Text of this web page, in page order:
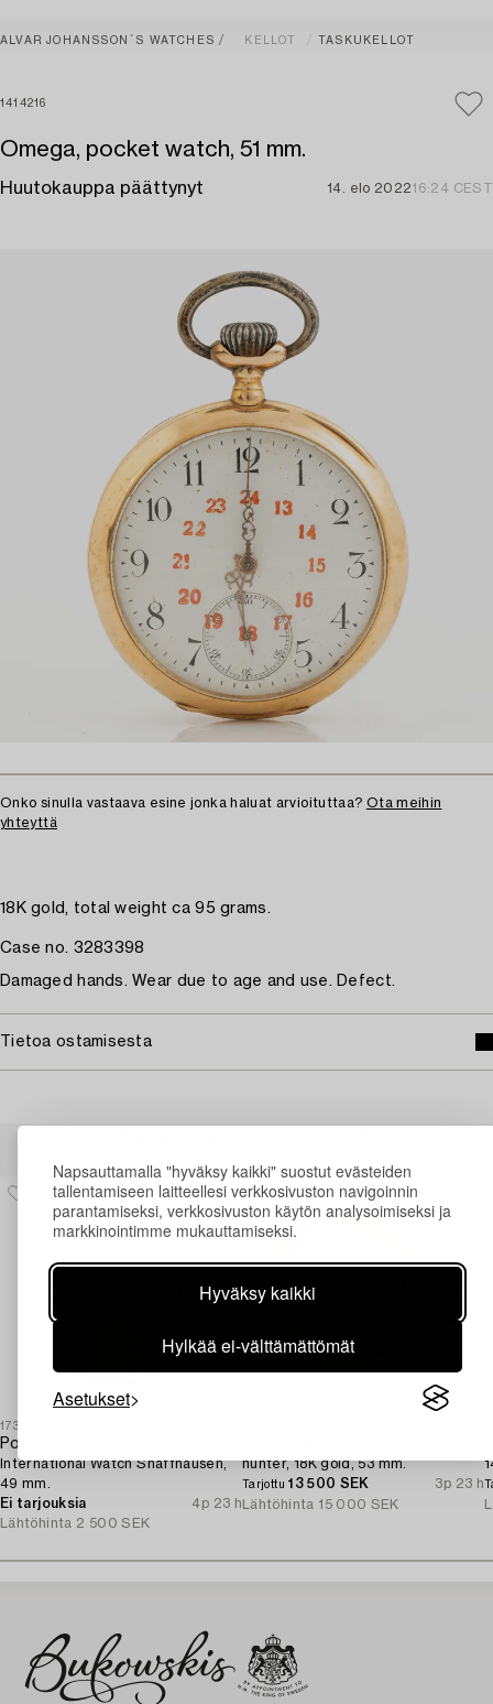
Napsauttamalla "hyväksy kaikki" suostut evästeiden
tallentamiseen laitteellesi verkkosivuston navigoinnin
parantamiseksi, verkkosivuston käytön analysoimiseksi ja
markkinointimme mukauttamiseksi.
Hyväksy kaikki
Hylkää ei-välttämättömät
Asetukset
ALVAR JOHANSSON´S WATCHES KELLOT TASKUKELLOT
1414216
Omega, pocket watch, 51 mm.
Huutokauppa päättynyt 14. elo 202216:24 CEST
Onko sinulla vastaava esine jonka haluat arvioituttaa? Ota meihin
yhteyttä
18K gold, total weight ca 95 grams.
Case no. 3283398
Damaged hands. Wear due to age and use. Defect.
Tietoa ostamisesta
1730575
Pocket watch,
International Watch Shaffhausen,
49 mm.
Ei tarjouksia
4p 23 h
Lähtöhinta 2 500 SEK
hunter, 18K gold, 53 mm.
Tarjottu13 500 SEK
3p 23 h
Lähtöhinta 15 000 SEK